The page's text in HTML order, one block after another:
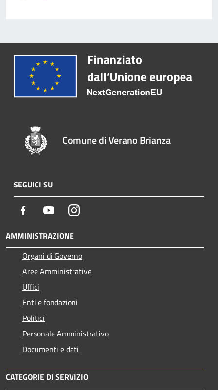
Comune di Verano Brianza
SEGUICI SU
Facebook YoutubeInstagram
AMMINISTRAZIONE
Organi di Governo
Aree Amministrative
Uffici
Enti e fondazioni
Politici
Personale Amministrativo
Documenti e dati
CATEGORIE DI SERVIZIO